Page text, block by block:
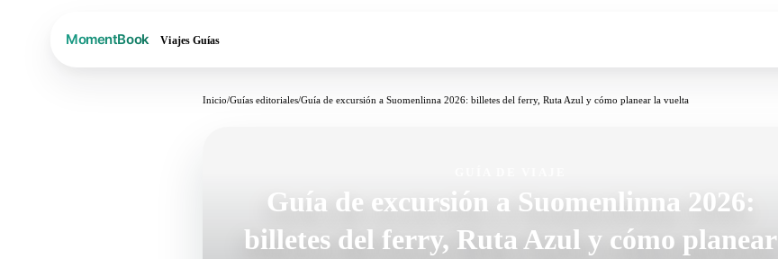
Viajes Guías
Inicio/Guías editoriales/Guía de excursión a Suomenlinna 2026: billetes del ferry, Ruta Azul y cómo planear la vuelta
Guía de excursión a Suomenlinna 2026:
billetes del ferry, Ruta Azul y cómo planear